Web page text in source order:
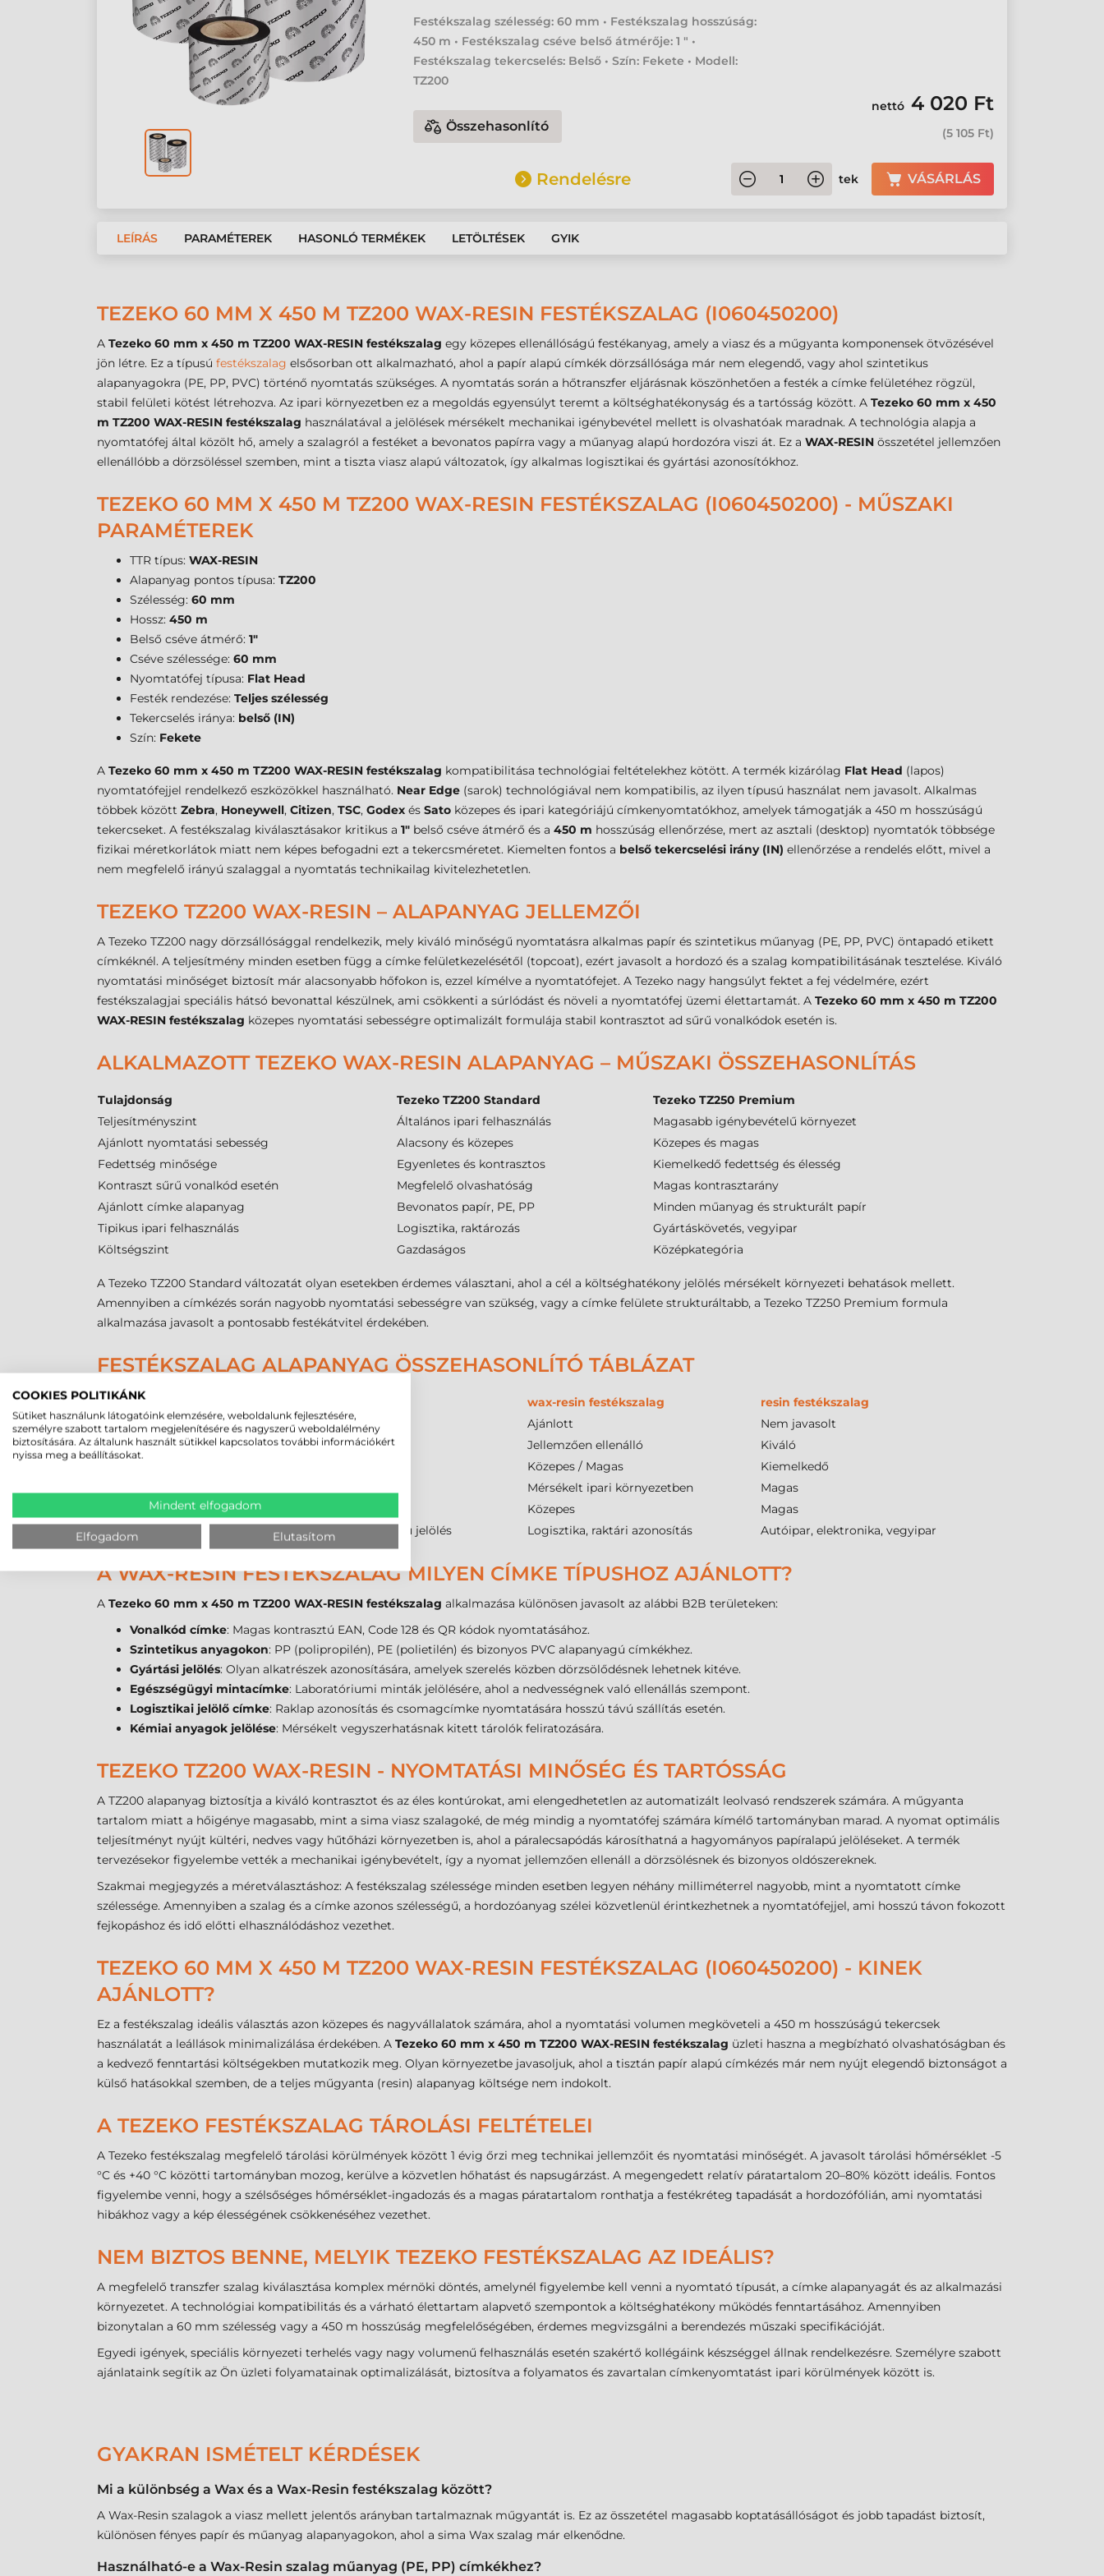
Festékszalag szélesség: 60 mm • Festékszalag hosszúság:
450 m • Festékszalag cséve belső átmérője: 1 " •
Festékszalag tekercselés: Belső • Szín: Fekete • Modell:
TZ200
Összehasonlító
nettó 4 020 Ft
(5 105 Ft)
Rendelésre tek VÁSÁRLÁS
LEÍRÁS PARAMÉTEREK HASONLÓ TERMÉKEK LETÖLTÉSEK GYIK
TEZEKO 60 MM X 450 M TZ200 WAX-RESIN FESTÉKSZALAG (I060450200)
A Tezeko 60 mm x 450 m TZ200 WAX-RESIN festékszalag egy közepes ellenállóságú festékanyag, amely a viasz és a műgyanta komponensek ötvözésével
jön létre. Ez a típusú festékszalag elsősorban ott alkalmazható, ahol a papír alapú címkék dörzsállósága már nem elegendő, vagy ahol szintetikus
alapanyagokra (PE, PP, PVC) történő nyomtatás szükséges. A nyomtatás során a hőtranszfer eljárásnak köszönhetően a festék a címke felületéhez rögzül,
stabil felületi kötést létrehozva. Az ipari környezetben ez a megoldás egyensúlyt teremt a költséghatékonyság és a tartósság között. A Tezeko 60 mm x 450
m TZ200 WAX-RESIN festékszalag használatával a jelölések mérsékelt mechanikai igénybevétel mellett is olvashatóak maradnak. A technológia alapja a
nyomtatófej által közölt hő, amely a szalagról a festéket a bevonatos papírra vagy a műanyag alapú hordozóra viszi át. Ez a WAX-RESIN összetétel jellemzően
ellenállóbb a dörzsöléssel szemben, mint a tiszta viasz alapú változatok, így alkalmas logisztikai és gyártási azonosítókhoz.
TEZEKO 60 MM X 450 M TZ200 WAX-RESIN FESTÉKSZALAG (I060450200) - MŰSZAKI
PARAMÉTEREK
TTR típus: WAX-RESIN
Alapanyag pontos típusa: TZ200
Szélesség: 60 mm
Hossz: 450 m
Belső cséve átmérő: 1"
Cséve szélessége: 60 mm
Nyomtatófej típusa: Flat Head
Festék rendezése: Teljes szélesség
Tekercselés iránya: belső (IN)
Szín: Fekete
A Tezeko 60 mm x 450 m TZ200 WAX-RESIN festékszalag kompatibilitása technológiai feltételekhez kötött. A termék kizárólag Flat Head (lapos)
nyomtatófejjel rendelkező eszközökkel használható. Near Edge (sarok) technológiával nem kompatibilis, az ilyen típusú használat nem javasolt. Alkalmas
többek között Zebra, Honeywell, Citizen, TSC, Godex és Sato közepes és ipari kategóriájú címkenyomtatókhoz, amelyek támogatják a 450 m hosszúságú
tekercseket. A festékszalag kiválasztásakor kritikus a 1" belső cséve átmérő és a 450 m hosszúság ellenőrzése, mert az asztali (desktop) nyomtatók többsége
fizikai méretkorlátok miatt nem képes befogadni ezt a tekercsméretet. Kiemelten fontos a belső tekercselési irány (IN) ellenőrzése a rendelés előtt, mivel a
nem megfelelő irányú szalaggal a nyomtatás technikailag kivitelezhetetlen.
TEZEKO TZ200 WAX-RESIN – ALAPANYAG JELLEMZŐI
A Tezeko TZ200 nagy dörzsállósággal rendelkezik, mely kiváló minőségű nyomtatásra alkalmas papír és szintetikus műanyag (PE, PP, PVC) öntapadó etikett
címkéknél. A teljesítmény minden esetben függ a címke felületkezelésétől (topcoat), ezért javasolt a hordozó és a szalag kompatibilitásának tesztelése. Kiváló
nyomtatási minőséget biztosít már alacsonyabb hőfokon is, ezzel kímélve a nyomtatófejet. A Tezeko nagy hangsúlyt fektet a fej védelmére, ezért
festékszalagjai speciális hátsó bevonattal készülnek, ami csökkenti a súrlódást és növeli a nyomtatófej üzemi élettartamát. A Tezeko 60 mm x 450 m TZ200
WAX-RESIN festékszalag közepes nyomtatási sebességre optimalizált formulája stabil kontrasztot ad sűrű vonalkódok esetén is.
ALKALMAZOTT TEZEKO WAX-RESIN ALAPANYAG – MŰSZAKI ÖSSZEHASONLÍTÁS
Tulajdonság Tezeko TZ200 Standard
Tezeko TZ250 Premium
Teljesítményszint
Általános ipari felhasználás
Magasabb igénybevételű környezet
Ajánlott nyomtatási sebesség
Alacsony és közepes
Közepes és magas
Fedettség minősége
Egyenletes és kontrasztos
Kiemelkedő fedettség és élesség
Kontraszt sűrű vonalkód esetén
Megfelelő olvashatóság
Magas kontrasztarány
Ajánlott címke alapanyag
Bevonatos papír, PE, PP
Minden műanyag és strukturált papír
Tipikus ipari felhasználás
Logisztika, raktározás
Gyártáskövetés, vegyipar
Költségszint
Gazdaságos Középkategória
A Tezeko TZ200 Standard változatát olyan esetekben érdemes választani, ahol a cél a költséghatékony jelölés mérsékelt környezeti behatások mellett.
Amennyiben a címkézés során nagyobb nyomtatási sebességre van szükség, vagy a címke felülete strukturáltabb, a Tezeko TZ250 Premium formula
alkalmazása javasolt a pontosabb festékátvitel érdekében.
FESTÉKSZALAG ALAPANYAG ÖSSZEHASONLÍTÓ TÁBLÁZAT
Tulajdonság wax-resin festékszalag
resin festékszalag
Papír címkéhez
Kiváló Ajánlott
Nem javasolt
Műanyag címkéhez
Nem alkalmas Jellemzően ellenálló
Kiváló
Közepes / Magas
Kiemelkedő
Mérsékelt ipari környezetben
Magas
Közepes
Magas
Ajánlott felhasználás
Csomagcímke, rövid távú jelölés Logisztika, raktári azonosítás Autóipar, elektronika, vegyipar
A WAX-RESIN FESTÉKSZALAG MILYEN CÍMKE TÍPUSHOZ AJÁNLOTT?
A Tezeko 60 mm x 450 m TZ200 WAX-RESIN festékszalag alkalmazása különösen javasolt az alábbi B2B területeken:
Vonalkód címke: Magas kontrasztú EAN, Code 128 és QR kódok nyomtatásához.
Szintetikus anyagokon: PP (polipropilén), PE (polietilén) és bizonyos PVC alapanyagú címkékhez.
Gyártási jelölés: Olyan alkatrészek azonosítására, amelyek szerelés közben dörzsölődésnek lehetnek kitéve.
Egészségügyi mintacímke: Laboratóriumi minták jelölésére, ahol a nedvességnek való ellenállás szempont.
Logisztikai jelölő címke: Raklap azonosítás és csomagcímke nyomtatására hosszú távú szállítás esetén.
Kémiai anyagok jelölése: Mérsékelt vegyszerhatásnak kitett tárolók feliratozására.
TEZEKO TZ200 WAX-RESIN - NYOMTATÁSI MINŐSÉG ÉS TARTÓSSÁG
A TZ200 alapanyag biztosítja a kiváló kontrasztot és az éles kontúrokat, ami elengedhetetlen az automatizált leolvasó rendszerek számára. A műgyanta
tartalom miatt a hőigénye magasabb, mint a sima viasz szalagoké, de még mindig a nyomtatófej számára kímélő tartományban marad. A nyomat optimális
teljesítményt nyújt kültéri, nedves vagy hűtőházi környezetben is, ahol a páralecsapódás károsíthatná a hagyományos papíralapú jelöléseket. A termék
tervezésekor figyelembe vették a mechanikai igénybevételt, így a nyomat jellemzően ellenáll a dörzsölésnek és bizonyos oldószereknek.
Szakmai megjegyzés a méretválasztáshoz: A festékszalag szélessége minden esetben legyen néhány milliméterrel nagyobb, mint a nyomtatott címke
szélessége. Amennyiben a szalag és a címke azonos szélességű, a hordozóanyag szélei közvetlenül érintkezhetnek a nyomtatófejjel, ami hosszú távon fokozott
fejkopáshoz és idő előtti elhasználódáshoz vezethet.
TEZEKO 60 MM X 450 M TZ200 WAX-RESIN FESTÉKSZALAG (I060450200) - KINEK
AJÁNLOTT?
Ez a festékszalag ideális választás azon közepes és nagyvállalatok számára, ahol a nyomtatási volumen megköveteli a 450 m hosszúságú tekercsek
használatát a leállások minimalizálása érdekében. A Tezeko 60 mm x 450 m TZ200 WAX-RESIN festékszalag üzleti haszna a megbízható olvashatóságban és
a kedvező fenntartási költségekben mutatkozik meg. Olyan környezetbe javasoljuk, ahol a tisztán papír alapú címkézés már nem nyújt elegendő biztonságot a
külső hatásokkal szemben, de a teljes műgyanta (resin) alapanyag költsége nem indokolt.
A TEZEKO FESTÉKSZALAG TÁROLÁSI FELTÉTELEI
A Tezeko festékszalag megfelelő tárolási körülmények között 1 évig őrzi meg technikai jellemzőit és nyomtatási minőségét. A javasolt tárolási hőmérséklet -5
°C és +40 °C közötti tartományban mozog, kerülve a közvetlen hőhatást és napsugárzást. A megengedett relatív páratartalom 20–80% között ideális. Fontos
figyelembe venni, hogy a szélsőséges hőmérséklet-ingadozás és a magas páratartalom ronthatja a festékréteg tapadását a hordozófólián, ami nyomtatási
hibákhoz vagy a kép élességének csökkenéséhez vezethet.
NEM BIZTOS BENNE, MELYIK TEZEKO FESTÉKSZALAG AZ IDEÁLIS?
A megfelelő transzfer szalag kiválasztása komplex mérnöki döntés, amelynél figyelembe kell venni a nyomtató típusát, a címke alapanyagát és az alkalmazási
környezetet. A technológiai kompatibilitás és a várható élettartam alapvető szempontok a költséghatékony működés fenntartásához. Amennyiben
bizonytalan a 60 mm szélesség vagy a 450 m hosszúság megfelelőségében, érdemes megvizsgálni a berendezés műszaki specifikációját.
Egyedi igények, speciális környezeti terhelés vagy nagy volumenű felhasználás esetén szakértő kollégáink készséggel állnak rendelkezésre. Személyre szabott
ajánlataink segítik az Ön üzleti folyamatainak optimalizálását, biztosítva a folyamatos és zavartalan címkenyomtatást ipari körülmények között is.
GYAKRAN ISMÉTELT KÉRDÉSEK
Mi a különbség a Wax és a Wax-Resin festékszalag között?
A Wax-Resin szalagok a viasz mellett jelentős arányban tartalmaznak műgyantát is. Ez az összetétel magasabb koptatásállóságot és jobb tapadást biztosít,
különösen fényes papír és műanyag alapanyagokon, ahol a sima Wax szalag már elkenődne.
Használható-e a Wax-Resin szalag műanyag (PE, PP) címkékhez?
COOKIES POLITIKÁNK
Sütiket használunk látogatóink elemzésére, weboldalunk fejlesztésére,
személyre szabott tartalom megjelenítésére és nagyszerű weboldalélmény
biztosítására. Az általunk használt sütikkel kapcsolatos további információkért
nyissa meg a beállításokat.
Mindent elfogadom
Elfogadom Elutasítom